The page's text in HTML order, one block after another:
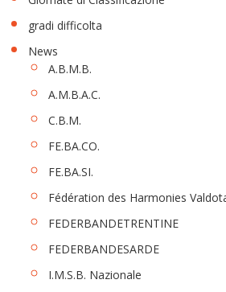
gradi difficolta
News
A.B.M.B.
A.M.B.A.C.
C.B.M.
FE.BA.CO.
FE.BA.SI.
Fédération des Harmonies
FEDERBANDETRENTINE
FEDERBANDESARDE
I.M.S.B. Nazionale